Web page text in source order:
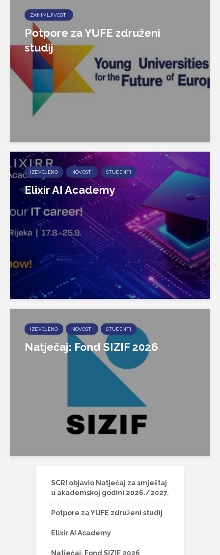
ZANIMLJIVOSTI
Potpore za YUFE združeni
studij
IZDVOJENO NOVOSTI STUDENTI
Elixir AI Academy
IZDVOJENO NOVOSTI STUDENTI
Natječaj: Fond SIZIF 2026
SCRI objavio Natječaj za smještaj
u akademskoj godini 2026./2027.
Potpore za YUFE združeni studij
Elixir AI Academy
Natječaj: Fond SIZIF 2026